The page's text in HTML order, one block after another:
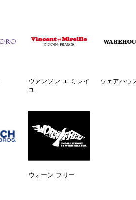
ヴァンソン エ ミレイ
ユ
ウェアハウ
ウォーン フリー